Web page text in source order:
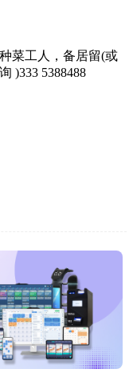
菜工人，备居留(或
)333 5388488